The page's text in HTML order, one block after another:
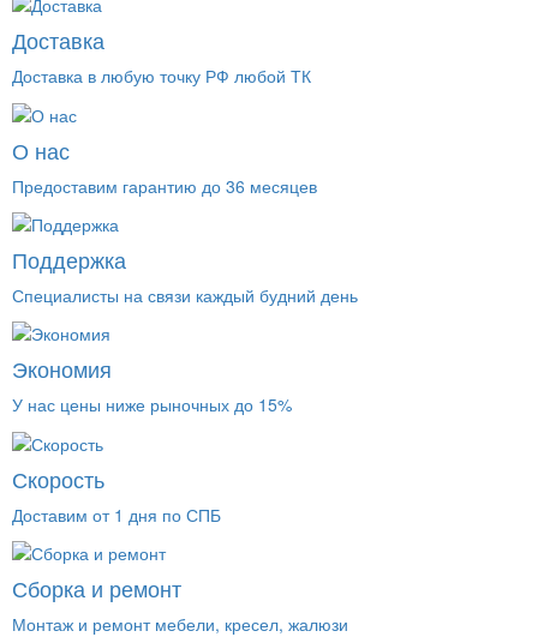
Доставка
Доставка в любую точку РФ любой ТК
О нас
Предоставим гарантию до 36 месяцев
Поддержка
Специалисты на связи каждый будний день
Экономия
У нас цены ниже рыночных до 15%
Скорость
Доставим от 1 дня по СПБ
Сборка и ремонт
Монтаж и ремонт мебели, кресел, жалюзи